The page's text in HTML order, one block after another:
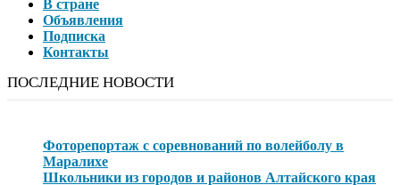
В стране
Объявления
Подписка
Контакты
ПОСЛЕДНИЕ НОВОСТИ
Фоторепортаж с соревнований по волейболу в
Маралихе
Школьники из городов и районов Алтайского края